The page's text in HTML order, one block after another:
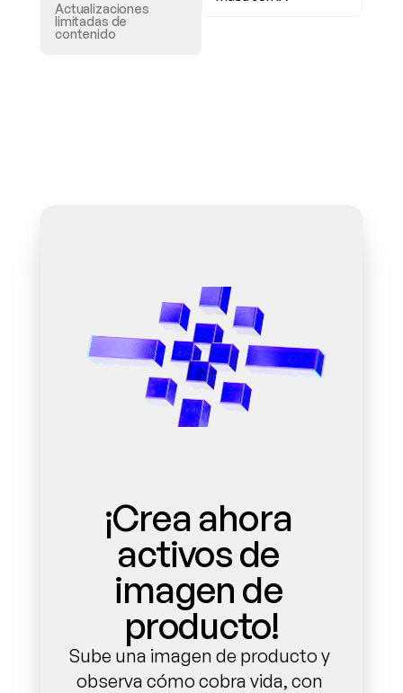
Actualizaciones
limitadas de
contenido
¡Crea ahora
activos de
imagen de
producto!
Sube una imagen de producto y
observa cómo cobra vida, con